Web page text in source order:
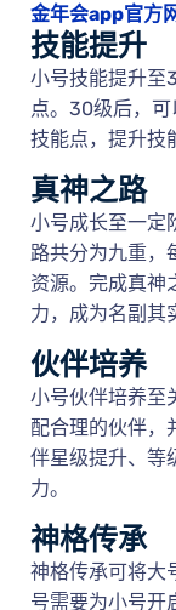
金年会app官方
技能提升
小号技能提升至
点。30级后，
技能点，提升技
真神之路
小号成长至一定
路共分为九重，
资源。完成真神
力，成为名副其
伙伴培养
小号伙伴培养至
配合理的伙伴，
伴星级提升、等
力。
神格传承
神格传承可将大
号需要为小号开